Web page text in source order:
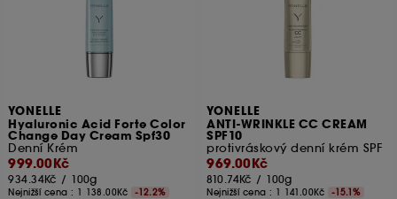
YONELLE
Hyaluronic Acid Forte Color
Change Day Cream Spf30
Denní Krém
999.00Kč
934.34Kč / 100g
Nejnižší cena : 1 138.00Kč -12.2%
YONELLE
ANTI-WRINKLE CC CREAM
SPF10
protivráskový denní krém SPF
969.00Kč
810.74Kč / 100g
Nejnižší cena : 1 141.00Kč
-15.1%